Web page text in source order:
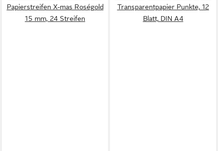
Papierstreifen X-mas Roségold
15 mm, 24 Streifen
Transparentpapier Punkte, 12
Blatt, DIN A4